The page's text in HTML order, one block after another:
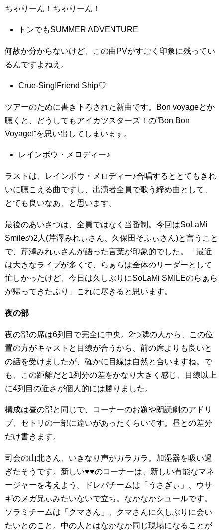
ちゃりーん！ちゃりーん！
トンでもSUMMER ADVENTURE
何故か分からないけど、この曲PVがすごく印象に残ってい
るんですよねえ。
Crue-Sing!Friend Ship♡
ツアーのために書き下ろされた新曲です。Bon voyageとか
聴くと、どうしてもアイカツスターズ！の”Bon Bon
Voyage!”を思い出してしまいます。
レインボウ・メロディー♪
ラストは、レインボウ・メロディー♪合唱するととてもきれ
いに聴こえる曲ですし、出演者全員で歌う締め曲として、
とても良いなあ、と思います。
最後のあいさつは、全員ではなく当番制。今回はSoLaMi
Smileの2人(芹澤みれぃさん、久保田そふぃさん)と言うこと
で、芹澤みれぃさんが語った言葉が印象的でした。「最近
は大きなライブが多くて、らぁらは全体のリーダーとして
忙しかったけど、今日は久しぶりにSoLaMi SMILEのらぁら
が帰ってきたぷり」これに尽きると思います。
夜の部
夜の部の席は6列目で完全に中央。2つ隣の人から、この位
置の方がキャストと目線が合うから、前の席よりも良いと
の話を受けましたが、確かに目線は自然と合いますね。で
も、この距離だと1列分の差をかなり大きく感じ、目線以上
に4列目の近さが個人的には勝りました。
構成は昼の部と同じで、コーナーのお題や朗読劇のアドリ
ブ、セトリの一部に違いがあったくらいです。昼との差分
だけ書きます。
司会の山北さん、いきなり声がガラガラ。加湿器を吸い過
ぎたそうです。新しい♥️♥️のコーナーは、新しい有能なマネ
ージャーを考えよう。ドレパチームは「うさぎぃ」、ウサ
ギのメガ兄ぃみたいないで立ち。なかなかシュールです。
ソラミチームは「クマさん」、クマさんに久しぶりに会い
たいとのこと。中の人とはなかなか同じ現場になることが